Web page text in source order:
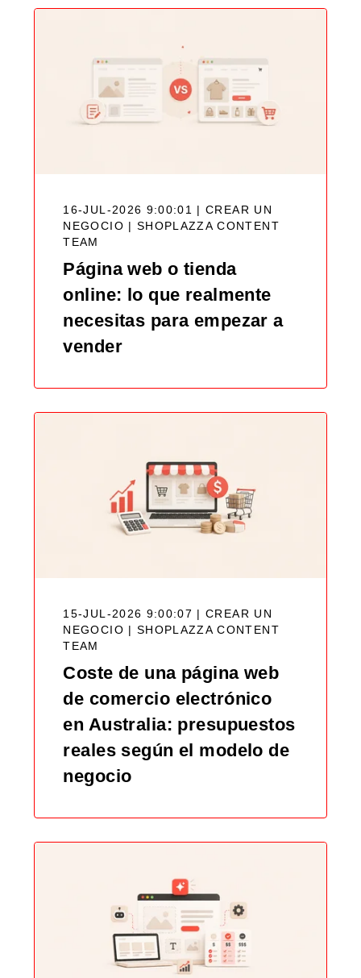
16-JUL-2026 9:00:01 | CREAR UN
NEGOCIO | SHOPLAZZA CONTENT
TEAM
Página web o tienda
online: lo que realmente
necesitas para empezar a
vender
15-JUL-2026 9:00:07 | CREAR UN
NEGOCIO | SHOPLAZZA CONTENT
TEAM
Coste de una página web
de comercio electrónico
en Australia: presupuestos
reales según el modelo de
negocio